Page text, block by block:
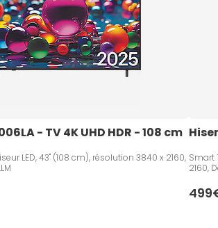
- TV 4K UHD HDR - 108 cm
LED, 43" (108 cm), résolution 3840 x 2160, Smart
2160,